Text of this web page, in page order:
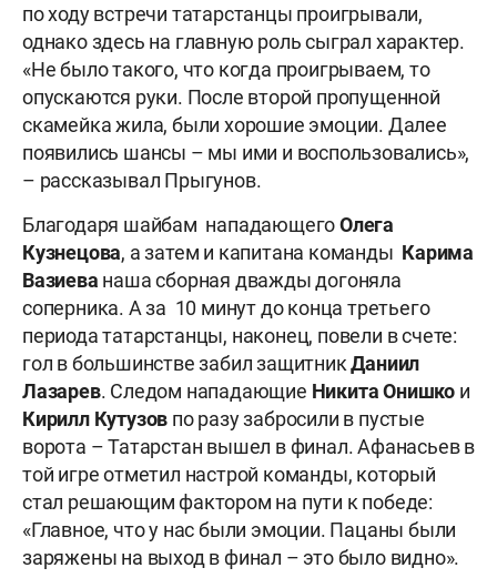
по ходу встречи татарстанцы проигрывали,
однако здесь на главную роль сыграл характер.
«Не было такого, что когда проигрываем, то
опускаются руки. После второй пропущенной
скамейка жила, были хорошие эмоции. Далее
появились шансы – мы ими и воспользовались»,
– рассказывал Прыгунов.
Благодаря шайбам нападающегоОлега
Кузнецова, а затем и капитана команды Карима
Вазиева наша сборная дважды догоняла
соперника. А за 10 минут до конца третьего
периода татарстанцы, наконец, повели в счете:
гол в большинстве забил защитникДаниил
Лазарев. Следом нападающие Никита Онишко и
Кирилл Кутузов по разу забросили в пустые
ворота – Татарстан вышел в финал. Афанасьев в
той игре отметил настрой команды, который
стал решающим фактором на пути к победе:
«Главное, что у нас были эмоции. Пацаны были
заряжены на выход в финал – это было видно».